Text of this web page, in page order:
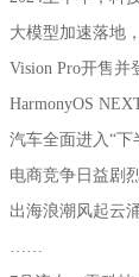
大模型加速落地
Vision Pro开售并
HarmonyOS
汽车全面进入“下
电商竞争日益剧
出海浪潮风起云
……